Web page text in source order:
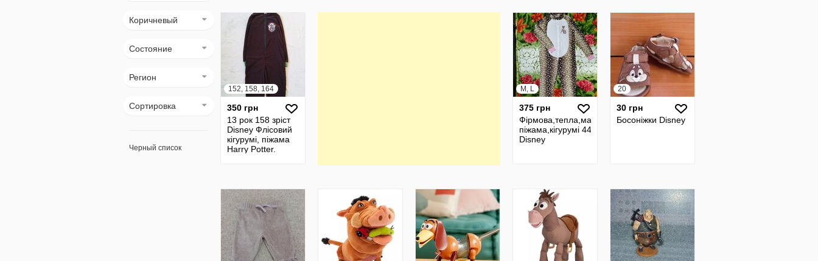
Коричневый
Состояние
Регион
Сортировка
Черный список
152, 158, 164
350 грн
13 рок 158 зріст
Disney Флісовий
кігурумі, піжама
Harry Potter.
M, L
375 грн
Фірмова,тепла,махрова
піжама,кігурумі 44-46 р-
Disney
20
30 грн
Босоніжки Disney